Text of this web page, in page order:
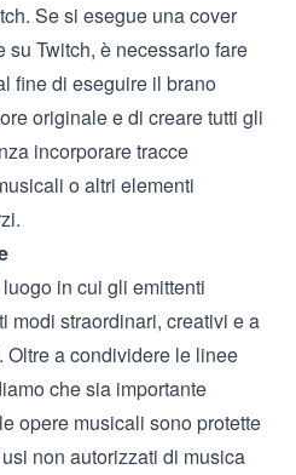
Se si esegue una cover
Twitch, è necessario fare
fine di eseguire il brano
originale e di creare tutti gli
incorporare tracce
o altri elementi
in cui gli emittenti
modi straordinari, creativi e a
a condividere le linee
che sia importante
opere musicali sono protette
non autorizzati di musica